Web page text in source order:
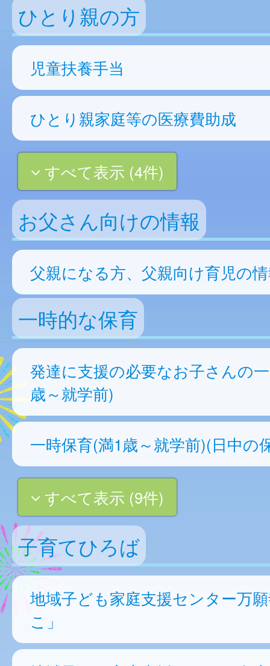
ひとり親の方
児童扶養手当
ひとり親家庭等の医療費助成
すべて表示 (4件)
お父さん向けの情報
父親になる方、父親向け育児の
一時的な保育
発達に支援の必要なお子さんの
歳～就学前)
一時保育(満1歳～就学前)(日中の
すべて表示 (9件)
子育てひろば
地域子ども家庭支援センター万
こ」